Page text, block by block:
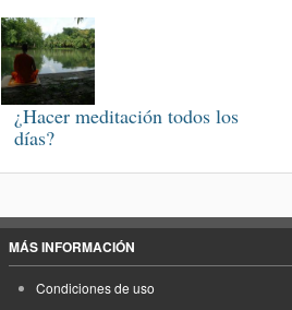
¿Hacer meditación todos los
días?
MÁS INFORMACIÓN
Condiciones de uso